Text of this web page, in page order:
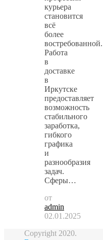
курьера
становится
всё
более
востребованной.
Работа
в
доставке
в
Иркутске
предоставляет
возможность
стабильного
заработка,
гибкого
графика
и
разнообразия
задач.
Сферы…
от
admin
02.01.2025
Copyright 2020.